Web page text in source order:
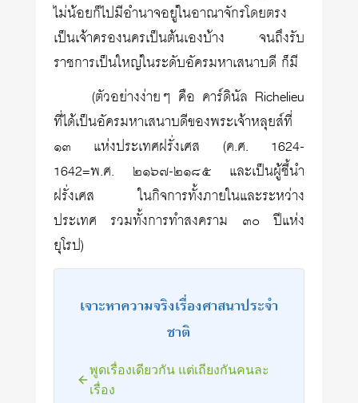
ไม่น้อยก็ไปมีอำนาจอยู่ในอาณาจักรโดยตรง
เป็นเจ้าครองนครเป็นต้นเองบ้าง จนถึงรับ
ราชการเป็นใหญ่ในระดับอัครมหาเสนาบดี ก็มี
(ตัวอย่างง่ายๆ คือ คาร์ดินัล Richelieu
ที่ได้เป็นอัครมหาเสนาบดีของพระเจ้าหลุยส์ที่
๑๓ แห่งประเทศฝรั่งเศส (ค.ศ. 1624-
1642=พ.ศ. ๒๑๖๗-๒๑๘๕ และเป็นผู้ชี้นำ
ฝรั่งเศส ในกิจการทั้งภายในและระหว่าง
ประเทศ รวมทั้งการทำสงคราม ๓๐ ปีแห่ง
ยุโรป)
เจาะหาความจริงเรื่องศาสนาประจำ
ชาติ
พูดเรื่องเดียวกัน แต่เถียงกันคนละ
เรื่อง